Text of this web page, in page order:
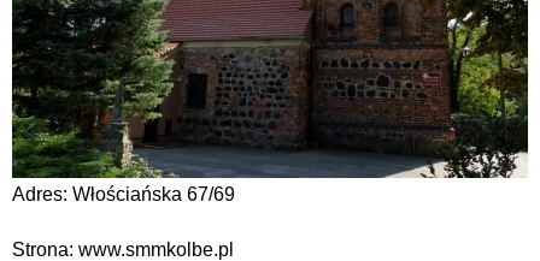
Adres: Włościańska 67/69
Strona: www.smmkolbe.pl